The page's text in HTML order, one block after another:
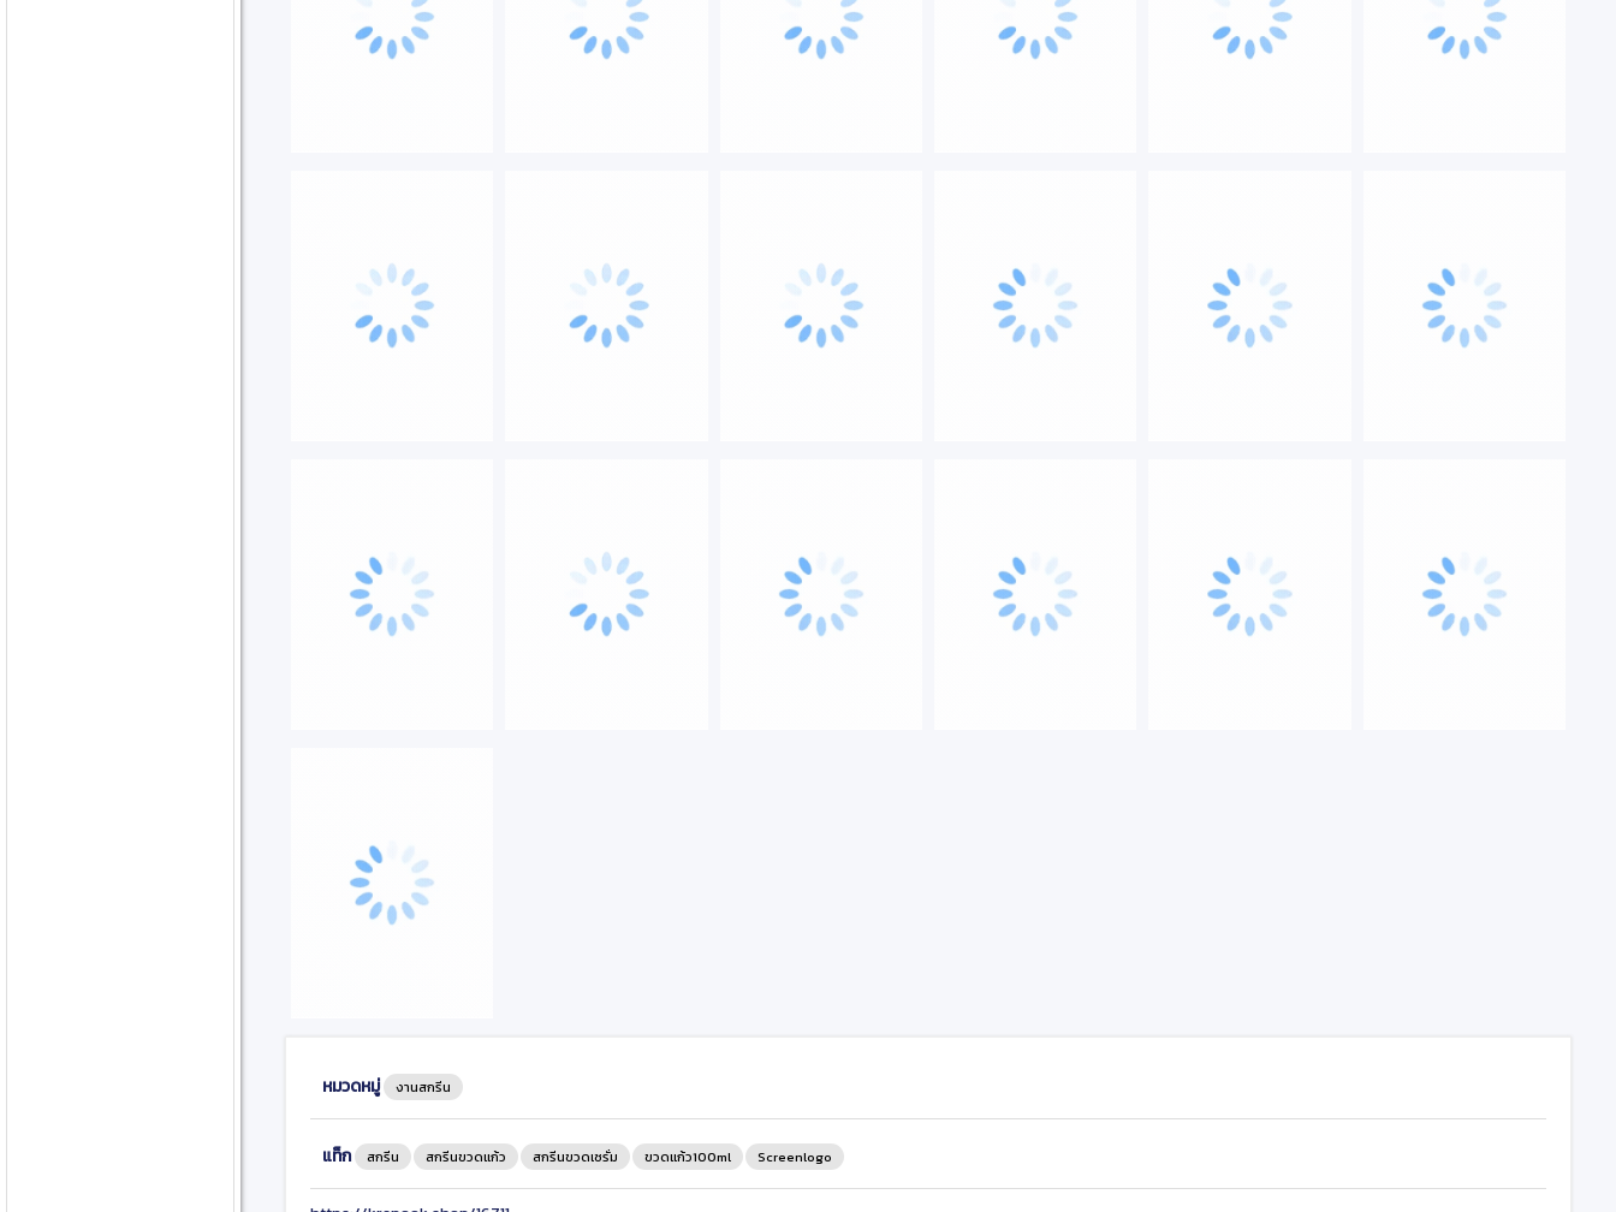
หมวดหมู่ งานสกรีน
แท็ก สกรีน สกรีนขวดแก้ว สกรีนขวดเซรั่ม ขวดแก้ว100ml Screenlogo